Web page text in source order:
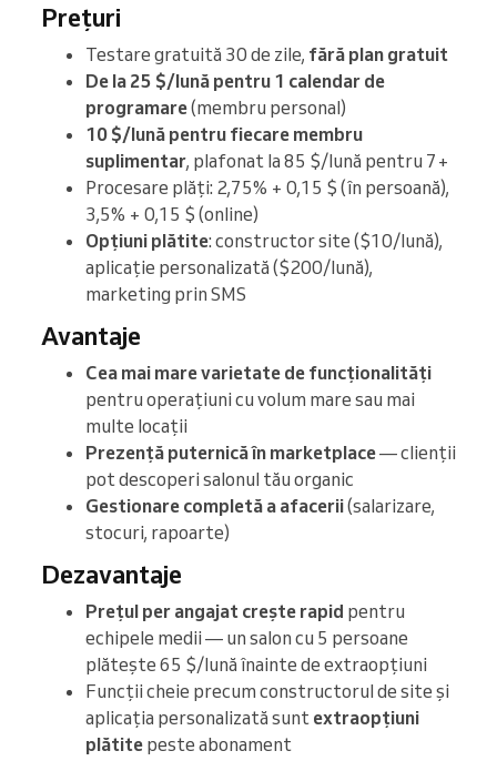
Prețuri
Testare gratuită 30 de zile, fără plan gratuit
De la 25 $/lună pentru 1 calendar de
programare(membru personal)
10 $/lună pentru fiecare membru
suplimentar, plafonat la 85 $/lună pentru 7+
Procesare plăți: 2,75% + 0,15 $ (în persoană),
3,5% + 0,15 $ (online)
Opțiuni plătite: constructor site ($10/lună),
aplicație personalizată ($200/lună),
marketing prin SMS
Avantaje
Cea mai mare varietate de funcționalități
pentru operațiuni cu volum mare sau mai
multe locații
Prezență puternică în marketplace— clienții
pot descoperi salonul tău organic
Gestionare completă a afacerii(salarizare,
stocuri, rapoarte)
Dezavantaje
Prețul per angajat crește rapid pentru
echipele medii — un salon cu 5 persoane
plătește 65 $/lună înainte de extraopțiuni
Funcții cheie precum constructorul de site și
aplicația personalizată sunt extraopțiuni
plătite peste abonament